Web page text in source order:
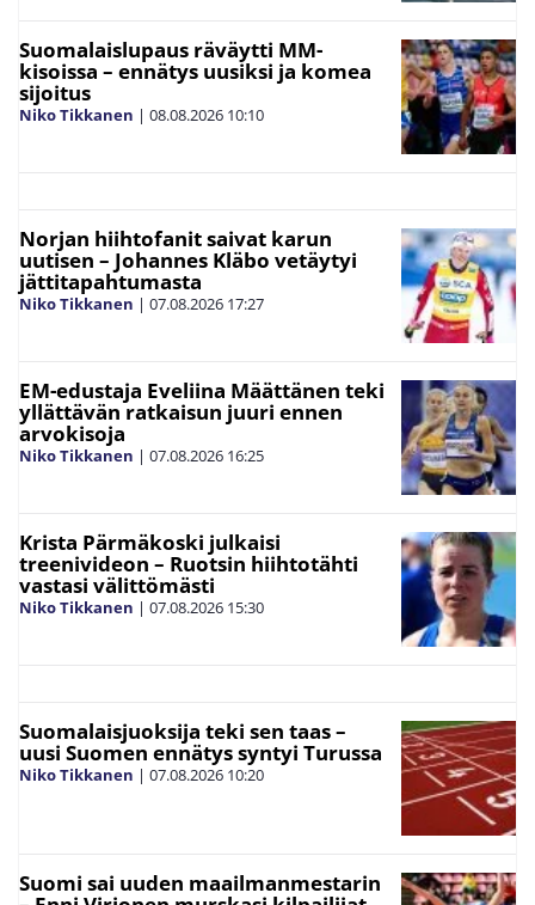
Suomalaislupaus räväytti MM-
kisoissa – ennätys uusiksi ja komea
sijoitus
Niko Tikkanen | 08.08.2026 10:10
Norjan hiihtofanit saivat karun
uutisen – Johannes Kläbo vetäytyi
jättitapahtumasta
Niko Tikkanen | 07.08.2026 17:27
EM-edustaja Eveliina Määttänen teki
yllättävän ratkaisun juuri ennen
arvokisoja
Niko Tikkanen | 07.08.2026 16:25
Krista Pärmäkoski julkaisi
treenivideon – Ruotsin hiihtotähti
vastasi välittömästi
Niko Tikkanen | 07.08.2026 15:30
Suomalaisjuoksija teki sen taas –
uusi Suomen ennätys syntyi Turussa
Niko Tikkanen | 07.08.2026 10:20
Suomi sai uuden maailmanmestarin